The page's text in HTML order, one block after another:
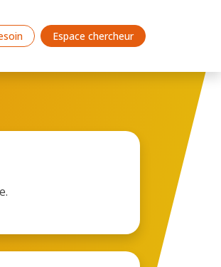
Espace chercheur